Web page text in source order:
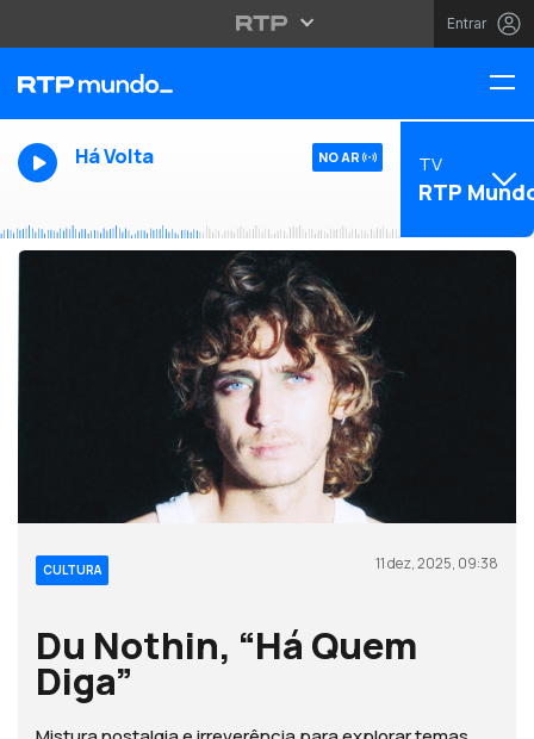
Entrar
Há Volta NO AR TV
RTP
CULTURA 11 dez, 2025, 09:38
Du Nothin, “Há Quem
Diga”